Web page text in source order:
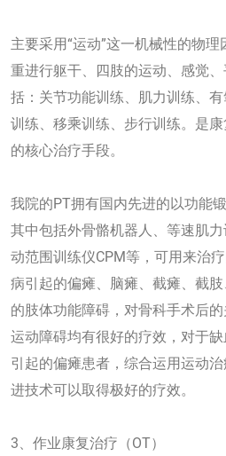
主要采用“运动”这一机械性的物
重进行躯干、四肢的运动、感觉
括：关节功能训练、肌力训练、
训练、移乘训练、步行训练。是
的核心治疗手段。
我院的PT拥有国内先进的以功能
其中包括外骨骼机器人、等速肌
动范围训练仪CPM等，可用来治
病引起的偏瘫、脑瘫、截瘫、截
的肢体功能障碍，对骨科手术后
运动障碍均有很好的疗效，对于
引起的偏瘫患者，综合运用运动
进技术可以取得极好的疗效。
3、作业康复治疗（OT）